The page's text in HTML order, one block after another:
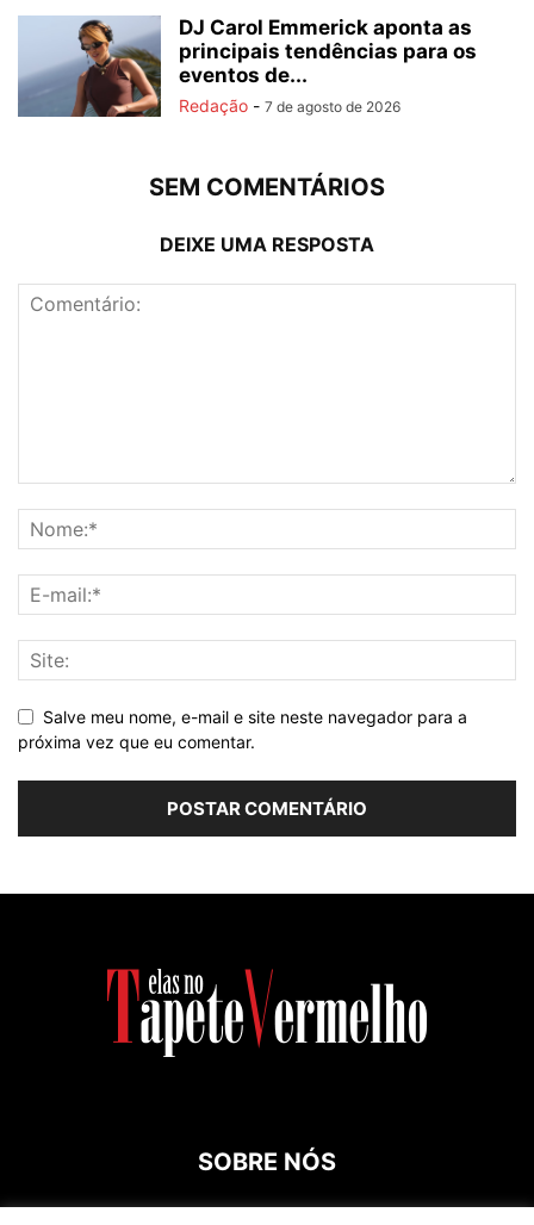
DJ Carol Emmerick aponta as
principais tendências para os
eventos de...
Redação - 7 de agosto de 2026
SEM COMENTÁRIOS
DEIXE UMA RESPOSTA
Salve meu nome, e-mail e site neste navegador para a
próxima vez que eu comentar.
SOBRE NÓS